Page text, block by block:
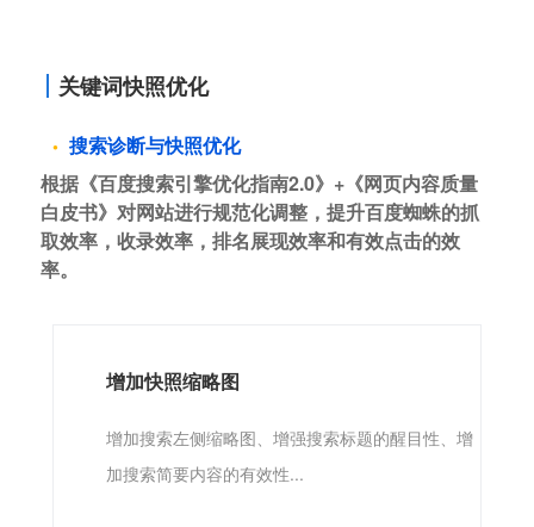
关键词快照优化
搜索诊断与快照优化
根据《百度搜索引擎优化指南2.0》+《网页内容质量
白皮书》对网站进行规范化调整，提升百度蜘蛛的抓
取效率，收录效率，排名展现效率和有效点击的效
率。
增加快照缩略图
增加搜索左侧缩略图、增强搜索标题的醒目性、增
加搜索简要内容的有效性...